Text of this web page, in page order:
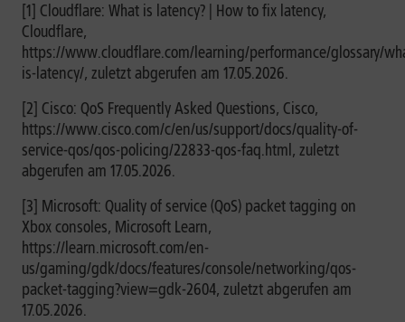
[1] Cloudflare: What is latency? | How to fix latency,
Cloudflare,
https://www.cloudflare.com/learning/performance/glossary/
is-latency/, zuletzt abgerufen am 17.05.2026.
[2] Cisco: QoS Frequently Asked Questions, Cisco,
https://www.cisco.com/c/en/us/support/docs/quality-of-
service-qos/qos-policing/22833-qos-faq.html, zuletzt
abgerufen am 17.05.2026.
[3] Microsoft: Quality of service (QoS) packet tagging on
Xbox consoles, Microsoft Learn,
https://learn.microsoft.com/en-
us/gaming/gdk/docs/features/console/networking/qos-
packet-tagging?view=gdk-2604, zuletzt abgerufen am
17.05.2026.